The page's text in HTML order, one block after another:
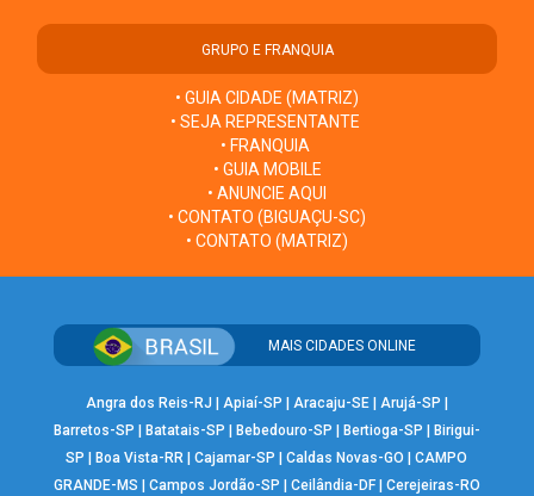
GRUPO E FRANQUIA
• GUIA CIDADE (MATRIZ)
• SEJA REPRESENTANTE
• FRANQUIA
• GUIA MOBILE
• ANUNCIE AQUI
• CONTATO (BIGUAÇU-SC)
• CONTATO (MATRIZ)
MAIS CIDADES ONLINE
Angra dos Reis-RJ Apiaí-SP Aracaju-SE| Arujá-SP
Barretos-SP
Batatais-SP Bebedouro-SP Bertioga-SP
Birigui-
SP
Boa Vista-RR |Cajamar-SP |Caldas Novas-GO |CAMPO
GRANDE-MS
Campos Jordão-SP Ceilândia-DF| Cerejeiras-RO